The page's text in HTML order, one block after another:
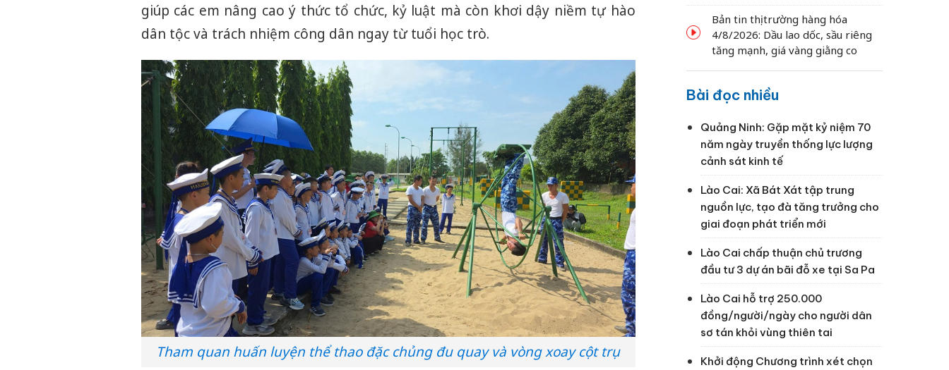
giúp các em nâng cao ý thức tổ chức, kỷ luật mà còn khơi dậy niềm tự hào
dân tộc và trách nhiệm công dân ngay từ tuổi học trò.
Tham quan huấn luyện thể thao đặc chủng đu quay và vòng xoay cột trụ
Bản tin thị trường hàng hóa
4/8/2026: Dầu lao dốc, sầu riêng
tăng mạnh, giá vàng giằng co
Bài đọc nhiều
Quảng Ninh: Gặp mặt kỷ niệm 70
năm ngày truyền thống lực lượng
cảnh sát kinh tế
Lào Cai: Xã Bát Xát tập trung
nguồn lực, tạo đà tăng trưởng cho
giai đoạn phát triển mới
Lào Cai chấp thuận chủ trương
đầu tư 3 dự án bãi đỗ xe tại Sa Pa
Lào Cai hỗ trợ 250.000
đồng/người/ngày cho người dân
sơ tán khỏi vùng thiên tai
Khởi động Chương trình xét chọn